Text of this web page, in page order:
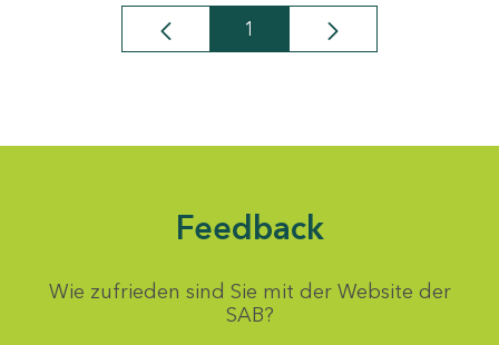
Seite
1
Feedback
Wie zufrieden sind Sie mit der Website der
SAB?